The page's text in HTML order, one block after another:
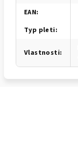
EAN:
Typ pleti:
Vlastnosti: